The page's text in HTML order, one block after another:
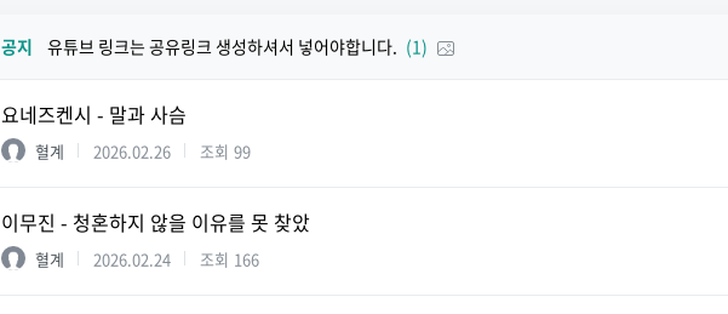
공지 유튜브 링크는 공유링크 생성하셔서 넣어야합니다. (1)
요네즈켄시 - 말과 사슴
혈계 2026.02.26 조회 99
이무진 - 청혼하지 않을 이유를 못 찾았
혈계 2026.02.24 조회 166